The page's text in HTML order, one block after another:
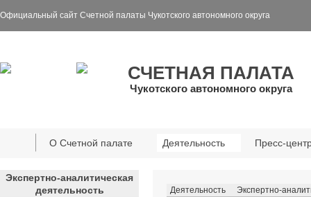
Официальный сайт Счетной палаты Чукотского автономного округа
СЧЕТНАЯ ПАЛАТА
Чукотского автономного округа
О Счетной палате Деятельность Пресс-
Экспертно-аналитическая
деятельность
Деятельность Экспертно-